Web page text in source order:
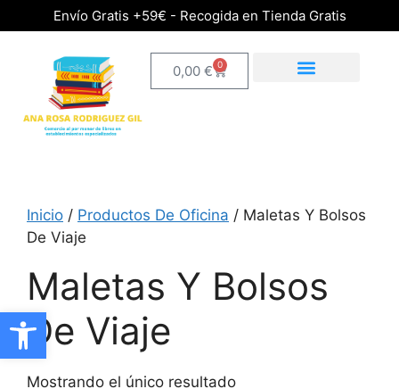
Abrir barra de herramientas
Envío Gratis +59€ - Recogida en Tienda Gratis
0,00 € 0
Inicio / Productos De Oficina / Maletas Y Bolsos
De Viaje
Maletas Y Bolsos
De Viaje
Mostrando el único resultado